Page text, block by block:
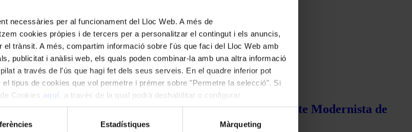
necessàries per al funcionament del Lloc Web. A més de
cookies pròpies i de tercers per a personalitzar el contingut i els anuncis,
trànsit. A més, compartim informació sobre l'ús que faci del Lloc Web amb
publicitat i anàlisi web, els quals poden combinar-la amb una altra informació
a través de l'ús que hagi fet dels seus serveis. En el quadre inferior pot
tipus de cookies que vol permetre i prémer sobre "Permetre la selecció". Si
Cookies aquí
, a través de la qual podrà deshabilitar o configurar
Estadístiques Màrqueting
per sis concerts al Palau de la Música i el Recinte Modernista de